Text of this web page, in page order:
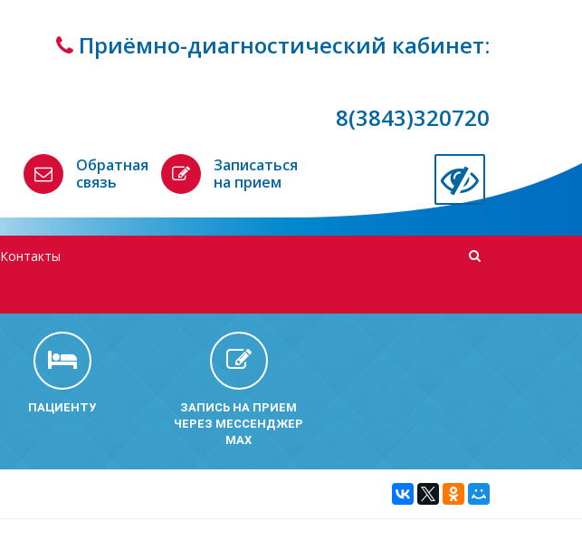
Приёмно-диагностический кабинет:
8(3843)320720
Обратная
связь
Записаться
на прием
Контакты
ПАЦИЕНТУ
ЗАПИСЬ НА ПРИЕМ
ЧЕРЕЗ МЕССЕНДЖЕР
MAX